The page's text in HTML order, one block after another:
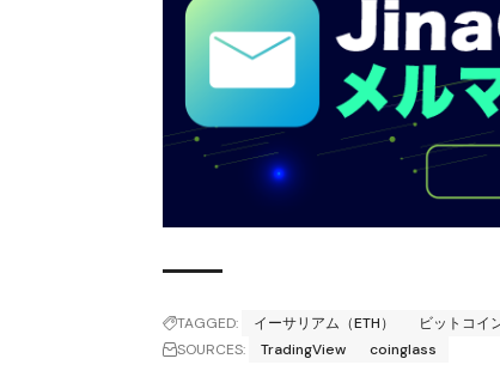
TAGGED: イーサリアム（ETH）
ビットコイ
SOURCES:
TradingView coinglass